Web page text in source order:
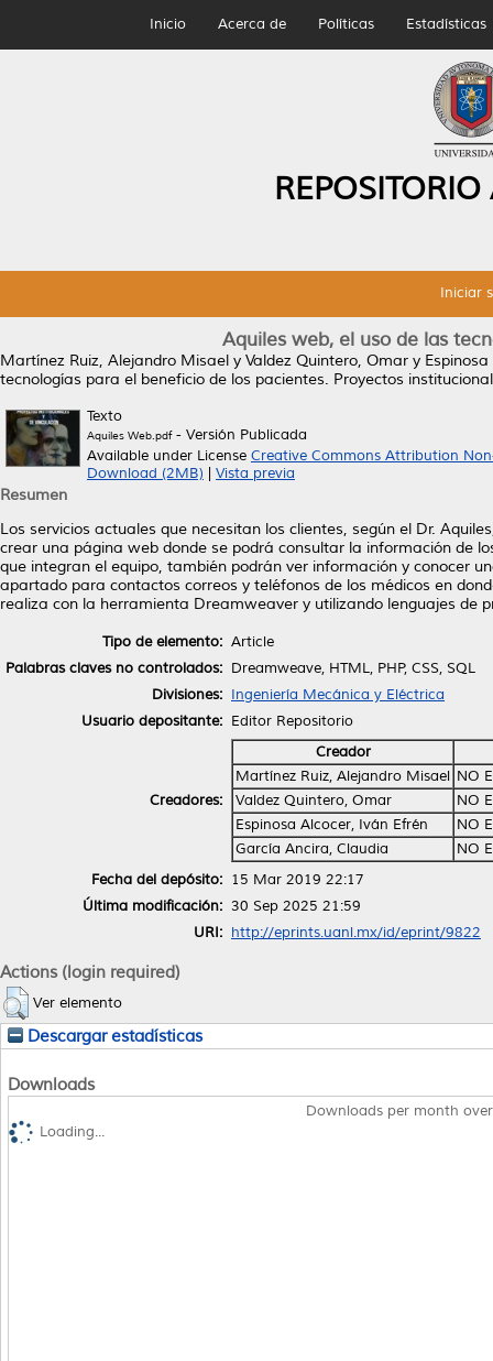
Inicio Acerca de Políticas Estadísticas
Iniciar
Aquiles web, el uso de las
Martínez Ruiz, Alejandro Misael y Valdez Quintero, Omar y
tecnologías para el beneficio de los pacientes. Proyectos
Texto
Aquiles Web.pdf- Versión Publicada
Available under License Creative Commons Attribution
Download (2MB)
Vista previa
Resumen
Los servicios actuales que necesitan los clientes, según el Dr.
crear una página web donde se podrá consultar la información de
que integran el equipo, también podrán ver información y conocer
apartado para contactos correos y teléfonos de los médicos en
realiza con la herramienta Dreamweaver y utilizando lenguajes de
Tipo de elemento: Article
Palabras claves no controlados: Dreamweave, HTML, PHP, CSS, SQL
Divisiones: Ingeniería Mecánica y Eléctrica
Usuario depositante: Editor Repositorio
Creadores:
Creador
Martínez Ruiz, Alejandro Misael NO
Valdez Quintero, Omar
NO
Espinosa Alcocer, Iván Efrén
NO
García Ancira, Claudia
NO
Fecha del depósito: 15 Mar 2019 22:17
Última modificación: 30 Sep 2025 21:59
URI: http://eprints.uanl.mx/id/eprint/9822
Actions (login required)
Ver elemento
Descargar estadísticas
Downloads
Downloads per month
Loading...